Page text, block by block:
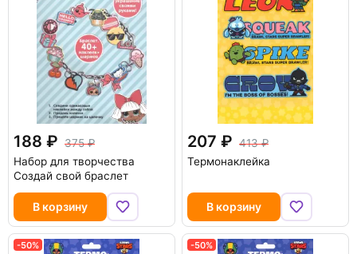
188
375
Набор для творчества
Создай свой браслет
В корзину
207
413
Термонаклейка
В корзину
-50% -50%